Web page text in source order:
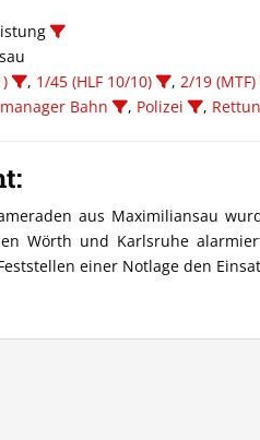
, 1/45 (HLF 10/10) , 2/19 (MTF)
Bahn , Polizei ,
aus Maximiliansau
Wörth und Karlsruhe
einer Notlage den